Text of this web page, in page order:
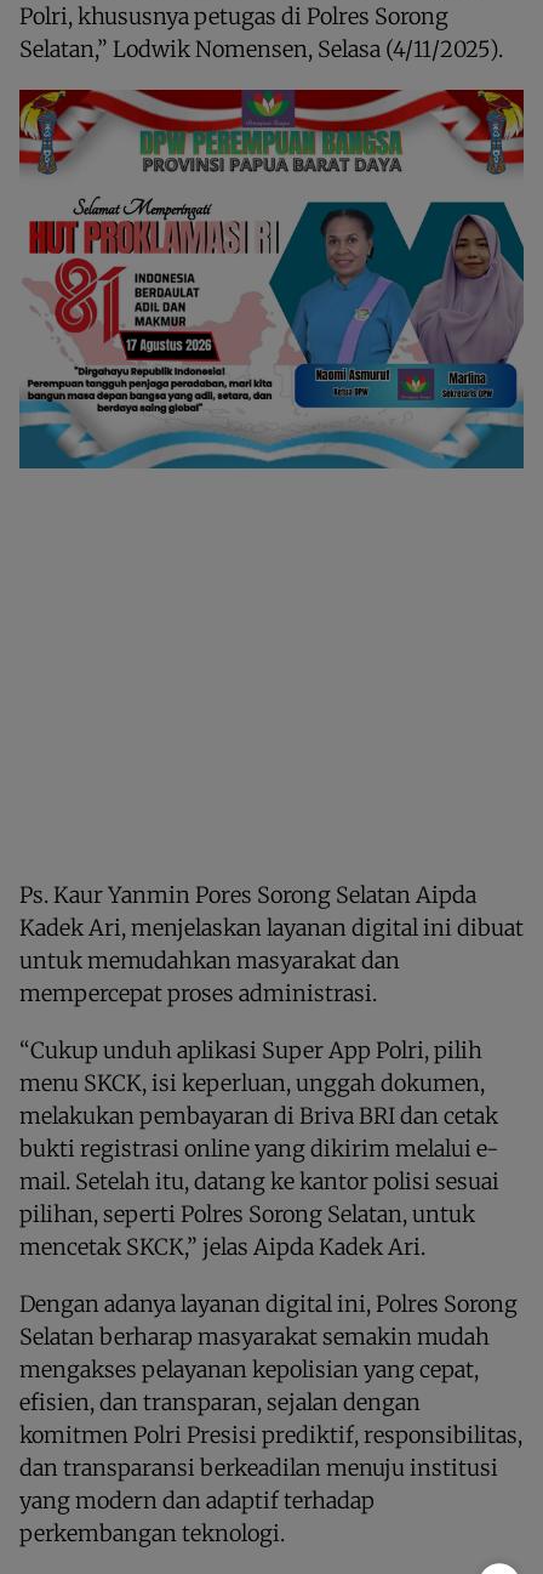
Polri, khususnya petugas di Polres Sorong
Selatan,” Lodwik Nomensen, Selasa (4/11/2025).
Ps. Kaur Yanmin Pores Sorong Selatan Aipda
Kadek Ari, menjelaskan layanan digital ini dibuat
untuk memudahkan masyarakat dan
mempercepat proses administrasi.
“Cukup unduh aplikasi Super App Polri, pilih
menu SKCK, isi keperluan, unggah dokumen,
melakukan pembayaran di Briva BRI dan cetak
bukti registrasi online yang dikirim melalui e-
mail. Setelah itu, datang ke kantor polisi sesuai
pilihan, seperti Polres Sorong Selatan, untuk
mencetak SKCK,” jelas Aipda Kadek Ari.
Dengan adanya layanan digital ini, Polres Sorong
Selatan berharap masyarakat semakin mudah
mengakses pelayanan kepolisian yang cepat,
efisien, dan transparan, sejalan dengan
komitmen Polri Presisi prediktif, responsibilitas,
dan transparansi berkeadilan menuju institusi
yang modern dan adaptif terhadap
perkembangan teknologi.